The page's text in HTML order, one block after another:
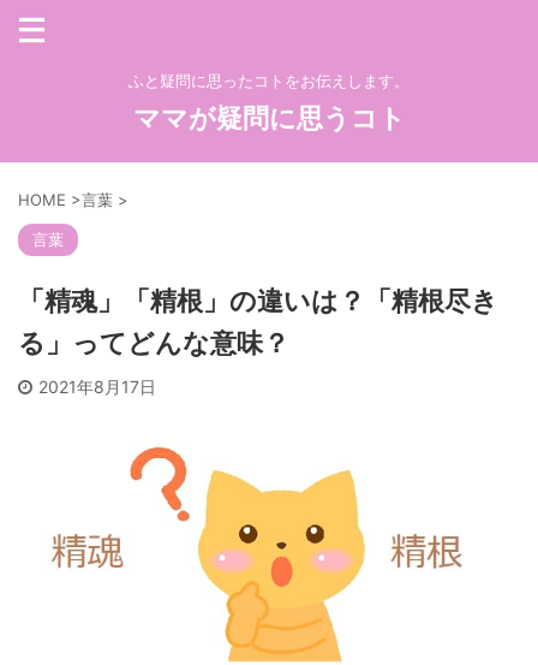
ふと疑問に思ったコトをお伝えします。
ママが疑問に思うコト
HOME >言葉 >
言葉
「精魂」「精根」の違いは？「精根尽き
る」ってどんな意味？
2021年8月17日